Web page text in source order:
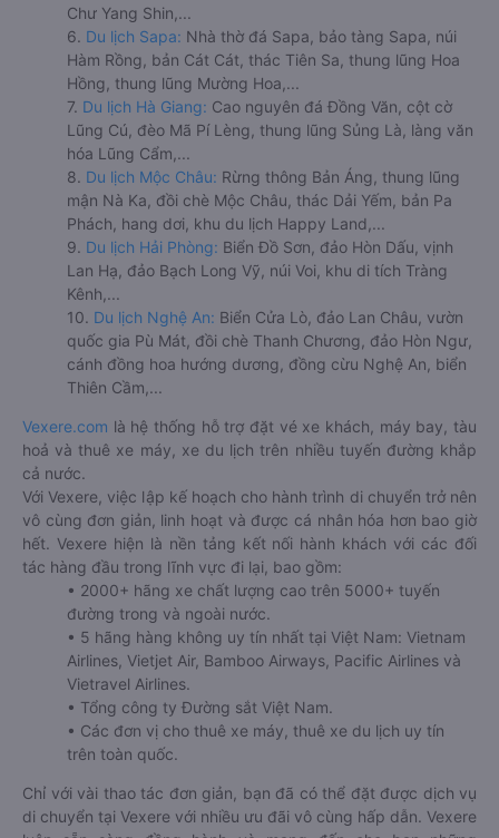
Chư Yang Shin,...
6. Du lịch Sapa: Nhà thờ đá Sapa, bảo tàng Sapa, núi
Hàm Rồng, bản Cát Cát, thác Tiên Sa, thung lũng Hoa
Hồng, thung lũng Mường Hoa,...
7. Du lịch Hà Giang: Cao nguyên đá Đồng Văn, cột cờ
Lũng Cú, đèo Mã Pí Lèng, thung lũng Sủng Là, làng văn
hóa Lũng Cẩm,...
8. Du lịch Mộc Châu: Rừng thông Bản Áng, thung lũng
mận Nà Ka, đồi chè Mộc Châu, thác Dải Yếm, bản Pa
Phách, hang dơi, khu du lịch Happy Land,...
9. Du lịch Hải Phòng: Biển Đồ Sơn, đảo Hòn Dấu, vịnh
Lan Hạ, đảo Bạch Long Vỹ, núi Voi, khu di tích Tràng
Kênh,...
10. Du lịch Nghệ An: Biển Cửa Lò, đảo Lan Châu, vườn
quốc gia Pù Mát, đồi chè Thanh Chương, đảo Hòn Ngư,
cánh đồng hoa hướng dương, đồng cừu Nghệ An, biển
Thiên Cầm,...
Vexere.com là hệ thống hỗ trợ đặt vé xe khách, máy bay, tàu
hoả và thuê xe máy, xe du lịch trên nhiều tuyến đường khắp
cả nước.
Với Vexere, việc lập kế hoạch cho hành trình di chuyển trở nên
vô cùng đơn giản, linh hoạt và được cá nhân hóa hơn bao giờ
hết. Vexere hiện là nền tảng kết nối hành khách với các đối
tác hàng đầu trong lĩnh vực đi lại, bao gồm:
• 2000+ hãng xe chất lượng cao trên 5000+ tuyến
đường trong và ngoài nước.
• 5 hãng hàng không uy tín nhất tại Việt Nam: Vietnam
Airlines, Vietjet Air, Bamboo Airways, Pacific Airlines và
Vietravel Airlines.
• Tổng công ty Đường sắt Việt Nam.
• Các đơn vị cho thuê xe máy, thuê xe du lịch uy tín
trên toàn quốc.
Chỉ với vài thao tác đơn giản, bạn đã có thể đặt được dịch vụ
di chuyển tại Vexere với nhiều ưu đãi vô cùng hấp dẫn. Vexere